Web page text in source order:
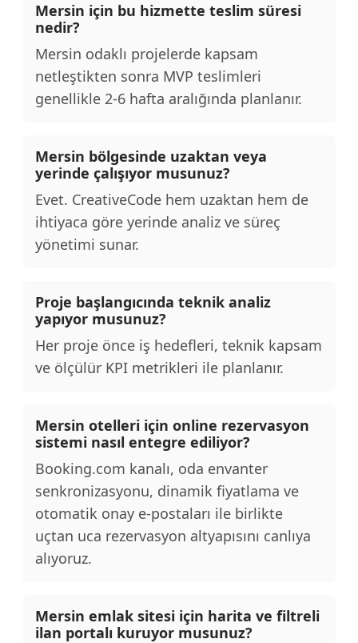
Mersin için bu hizmette teslim süresi
nedir?
Mersin odaklı projelerde kapsam
netleştikten sonra MVP teslimleri
genellikle 2-6 hafta aralığında planlanır.
Mersin bölgesinde uzaktan veya
yerinde çalışıyor musunuz?
Evet. CreativeCode hem uzaktan hem de
ihtiyaca göre yerinde analiz ve süreç
yönetimi sunar.
Proje başlangıcında teknik analiz
yapıyor musunuz?
Her proje önce iş hedefleri, teknik kapsam
ve ölçülür KPI metrikleri ile planlanır.
Mersin otelleri için online rezervasyon
sistemi nasıl entegre ediliyor?
Booking.com kanalı, oda envanter
senkronizasyonu, dinamik fiyatlama ve
otomatik onay e-postaları ile birlikte
uçtan uca rezervasyon altyapısını canlıya
alıyoruz.
Mersin emlak sitesi için harita ve filtreli
ilan portalı kuruyor musunuz?